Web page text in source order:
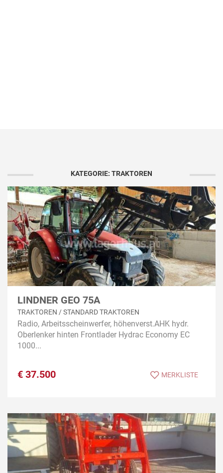
KATEGORIE: TRAKTOREN
LINDNER GEO 75A
TRAKTOREN / STANDARD TRAKTOREN
Radio, Arbeitsscheinwerfer, höhenverst.AHK hydr.
Oberlenker hinten Frontlader Hydrac Economy EC
1000...
€ 37.500 MERKLISTE